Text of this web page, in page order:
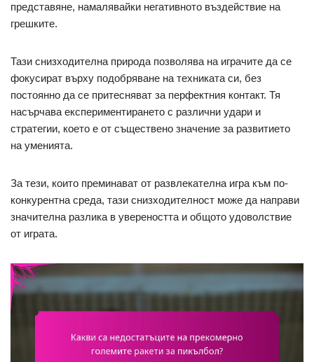
представяне, намалявайки негативното въздействие на
грешките.
Тази снизходителна природа позволява на играчите да се
фокусират върху подобряване на техниката си, без
постоянно да се притесняват за перфектния контакт. Тя
насърчава експериментирането с различни удари и
стратегии, което е от съществено значение за развитието
на уменията.
За тези, които преминават от развлекателна игра към по-
конкурентна среда, тази снизходителност може да направи
значителна разлика в увереността и общото удоволствие
от играта.